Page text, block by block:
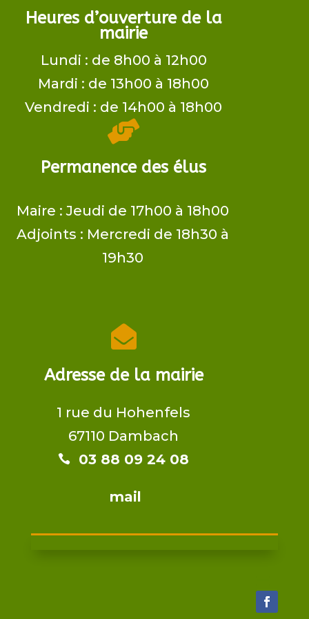
Heures d’ouverture de la
mairie
Lundi : de 8h00 à 12h00
Mardi : de 13h00 à 18h00
Vendredi : de 14h00 à 18h00

Permanence des élus
Maire ​: Jeudi de 17h00 à 18h00
Adjoints​ : Mercredi de 18h30 à
19h30

Adresse de la mairie
1 rue du Hohenfels
67110 Dambach
 03 88 09 24 08​​
mail